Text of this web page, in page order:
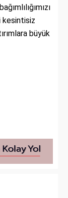
kesintisiz
büyük